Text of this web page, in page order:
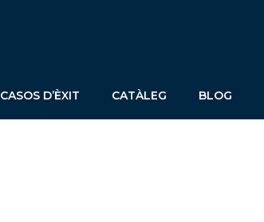
CASOS D’ÈXIT CATÀLEG BLOG